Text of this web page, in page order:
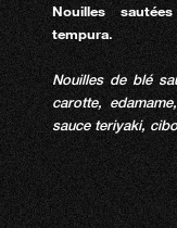
Nouilles
tempura.
Nouilles de blé
carotte,
sauce teriyaki,